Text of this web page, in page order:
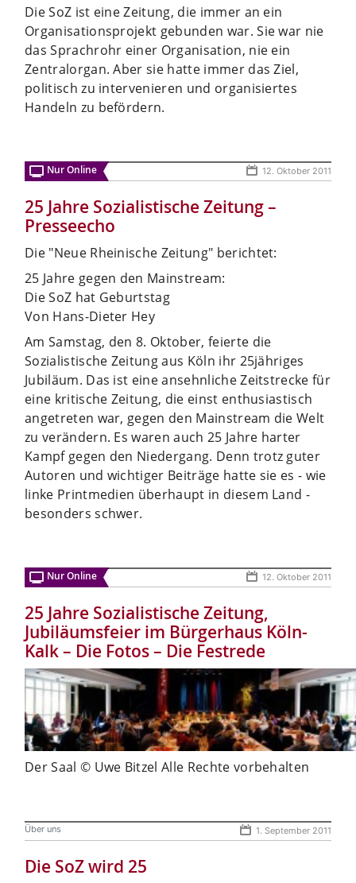
Die SoZ ist eine Zeitung, die immer an ein
Organisationsprojekt gebunden war. Sie war nie
das Sprachrohr einer Organisation, nie ein
Zentralorgan. Aber sie hatte immer das Ziel,
politisch zu intervenieren und organisiertes
Handeln zu befördern.
Nur Online 12. Oktober 2011
25 Jahre Sozialistische Zeitung –
Presseecho
Die "Neue Rheinische Zeitung" berichtet:
25 Jahre gegen den Mainstream:
Die SoZ hat Geburtstag
Von Hans-Dieter Hey
Am Samstag, den 8. Oktober, feierte die
Sozialistische Zeitung aus Köln ihr 25jähriges
Jubiläum. Das ist eine ansehnliche Zeitstrecke für
eine kritische Zeitung, die einst enthusiastisch
angetreten war, gegen den Mainstream die Welt
zu verändern. Es waren auch 25 Jahre harter
Kampf gegen den Niedergang. Denn trotz guter
Autoren und wichtiger Beiträge hatte sie es - wie
linke Printmedien überhaupt in diesem Land -
besonders schwer.
Nur Online 12. Oktober 2011
25 Jahre Sozialistische Zeitung,
Jubiläumsfeier im Bürgerhaus Köln-
Kalk – Die Fotos – Die Festrede
Der Saal © Uwe Bitzel Alle Rechte vorbehalten
Über uns 1. September 2011
Die SoZ wird 25